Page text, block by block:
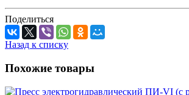
Поделиться
Назад к списку
Похожие товары